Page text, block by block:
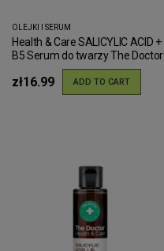
OLEJKI I SERUM
Health & Care SALICYLIC ACID +
B5 Serum do twarzy The Doctor
zł16.99 ADD TO CART